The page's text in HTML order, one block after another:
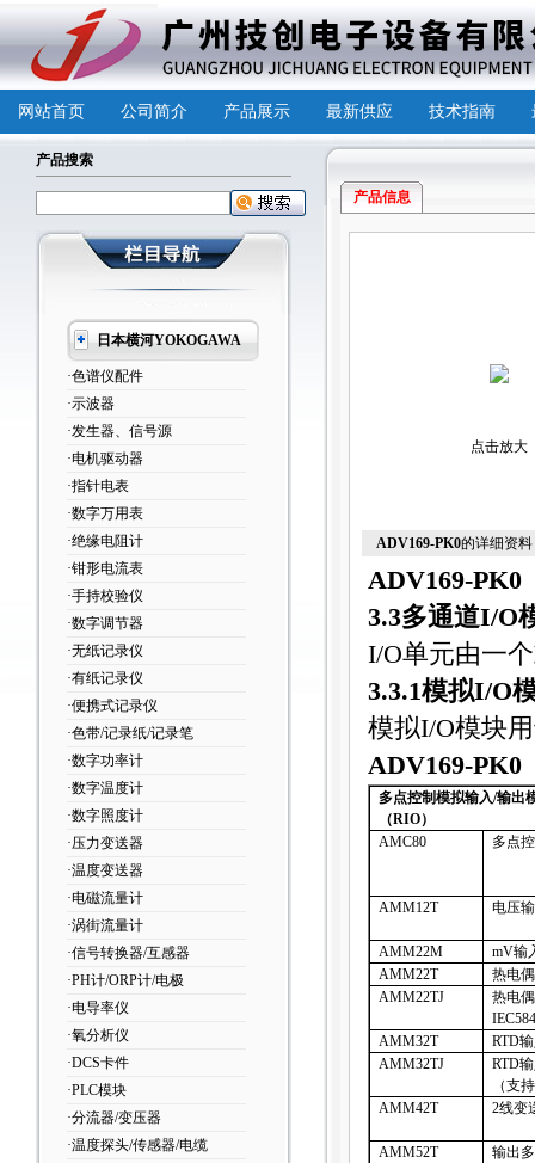
网站首页 公司简介 产品展示 最新供应 技术指南
产品搜索
日本横河YOKOGAWA
·色谱仪配件
·示波器
·发生器、信号源
·电机驱动器
·指针电表
·数字万用表
·绝缘电阻计
·钳形电流表
·手持校验仪
·数字调节器
·无纸记录仪
·有纸记录仪
·便携式记录仪
·色带/记录纸/记录笔
·数字功率计
·数字温度计
·数字照度计
·压力变送器
·温度变送器
·电磁流量计
·涡街流量计
·信号转换器/互感器
·PH计/ORP计/电极
·电导率仪
·氧分析仪
·DCS卡件
·PLC模块
·分流器/变压器
·温度探头/传感器/电缆
产品信息
点击放大
ADV169-PK0的详细资
ADV169-PK0
3.3多通道I/O
I/O单元由一
3.3.1模拟I/O
模拟I/O模块
ADV169-PK0
多点控制模拟输入/输出
（RIO）
AMC80
多点
AMM12T 电压
AMM22M mV输
AMM22T
热电
AMM22TJ
热电
AMM32T
RTD
AMM32TJ
RTD
（支持
AMM42T
2线变
AMM52T 输出